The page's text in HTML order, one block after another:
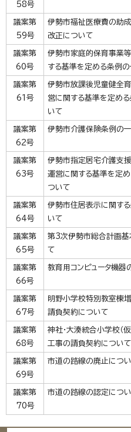
58号
議案第
59号
伊勢市福祉医療費の助
改正について
議案第
60号
伊勢市家庭的保育事業
する基準を定める条例
議案第
61号
伊勢市放課後児童健全
営に関する基準を定め
いて
議案第
62号
伊勢市介護保険条例の
議案第
63号
伊勢市指定居宅介護支
運営に関する基準を定
ついて
議案第
64号
伊勢市住居表示に関す
いて
議案第
65号
第3次伊勢市総合計画
て
議案第
66号
教育用コンピュータ機器
議案第
67号
明野小学校特別教室棟増
請負契約について
議案第
68号
神社・大湊統合小学校（
工事の請負契約について
議案第
69号
市道の路線の廃止につ
議案第
70号
市道の路線の認定につ